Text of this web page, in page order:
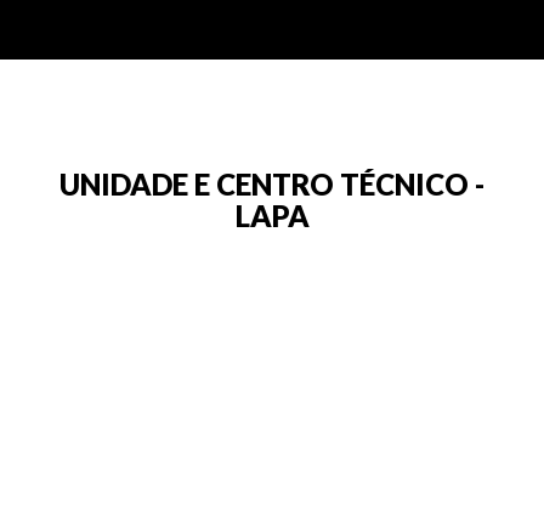
UNIDADE E CENTRO TÉCNICO -
LAPA